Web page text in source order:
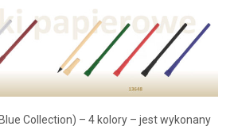
Collection) – 4 kolory – jest wykonany